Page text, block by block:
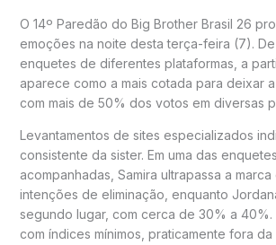
O 14º Paredão do Big Brother Brasil 26
emoções na noite desta terça-feira (7).
enquetes de diferentes plataformas, a
aparece como a mais cotada para deixar
com mais de 50% dos votos em diversas
Levantamentos de sites especializados
consistente da sister. Em uma das
acompanhadas, Samira ultrapassa a
intenções de eliminação, enquanto
segundo lugar, com cerca de 30% a 40%.
com índices mínimos, praticamente fora